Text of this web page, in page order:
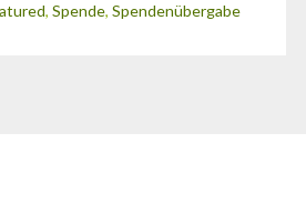
, Spende, Spendenübergabe